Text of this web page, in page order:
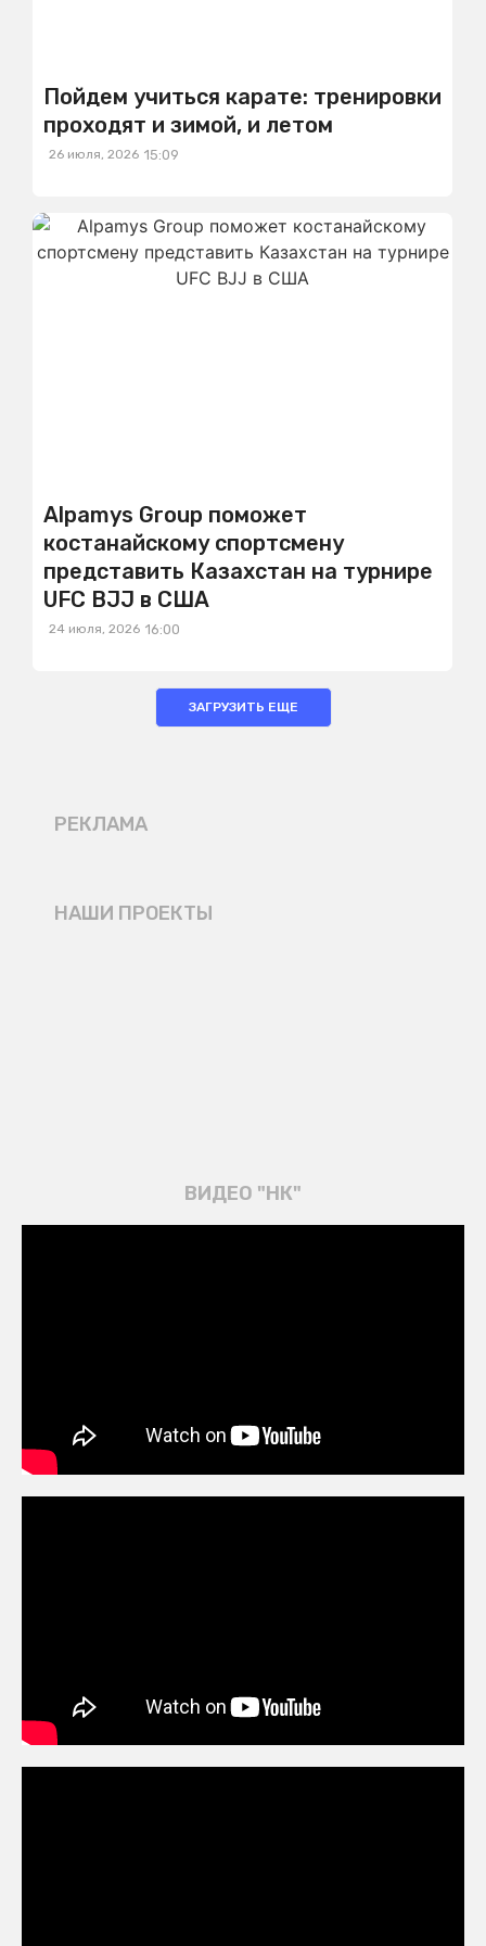
Пойдем учиться карате: тренировки
проходят и зимой, и летом
26 июля, 2026 15:09
Alpamys Group поможет
костанайскому спортсмену
представить Казахстан на турнире
UFC BJJ в США
24 июля, 2026 16:00
ЗАГРУЗИТЬ ЕЩЕ
РЕКЛАМА
НАШИ ПРОЕКТЫ
ВИДЕО "НК"